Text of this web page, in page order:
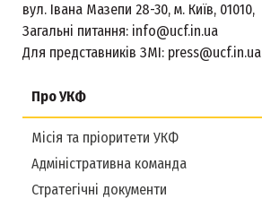
Про УКФ
Місія та пріоритети УКФ
Адміністративна команда
Стратегічні документи
вул. Івана Мазепи 28-30, м. Київ, 01010,
Загальні питання: info@ucf.in.ua
Для представників ЗМІ: press@ucf.in.ua